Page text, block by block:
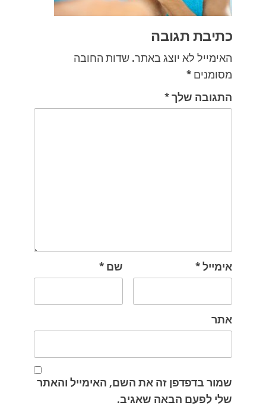
כתיבת תגובה
האימייל לא יוצג באתר. שדות החובה
מסומנים *
התגובה שלך*
שם * אימייל*
אתר
שמור בדפדפן זה את השם, האימייל והאתר
שלי לפעם הבאה שאגיב.